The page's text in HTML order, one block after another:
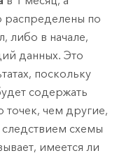
распределены по
либо в начале,
данных. Это
поскольку
содержать
точек, чем другие,
следствием схемы
имеется ли